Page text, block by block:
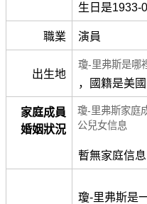
生日是1933-
職業 演員
出生地
瓊-里弗斯是哪
，國籍是美國
家庭成員
婚姻狀況
瓊-里弗斯家庭
公兒女信息
暫無家庭信息
瓊-里弗斯是